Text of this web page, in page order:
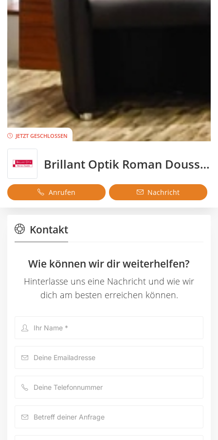
JETZT GESCHLOSSEN
Brillant Optik Roman Doussier
Anrufen Nachricht
Kontakt
Wie können wir dir weiterhelfen?
Hinterlasse uns eine Nachricht und wie wir
dich am besten erreichen können.